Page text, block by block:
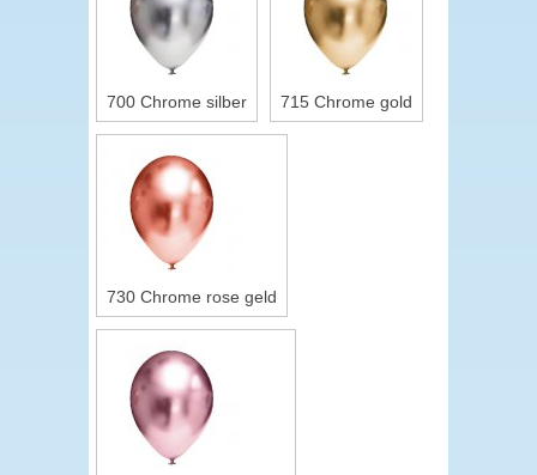
700 Chrome silber 715 Chrome gold
730 Chrome rose geld